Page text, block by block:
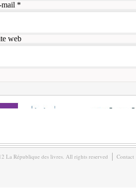
*
web
La République des livres. All rights reserved Contact